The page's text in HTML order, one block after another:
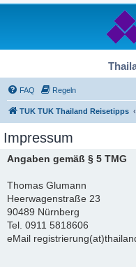
FAQ Regeln
TUK TUK Thailand Reisetipps
Impressum
Angaben gemäß § 5 TMG
Thomas Glumann
Heerwagenstraße 23
90489 Nürnberg
Tel. 0911 5818606
eMail